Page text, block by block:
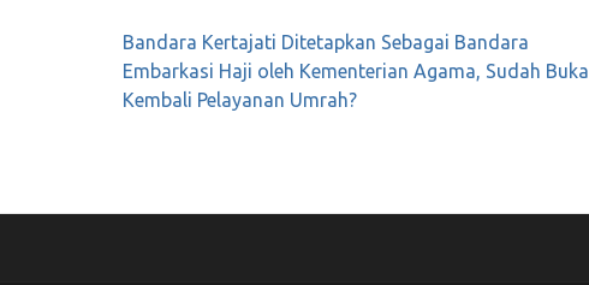
Navigasi
pos
Bandara Kertajati Ditetapkan Sebagai Bandara
Embarkasi Haji oleh Kementerian Agama, Sudah Buka
Kembali Pelayanan Umrah?